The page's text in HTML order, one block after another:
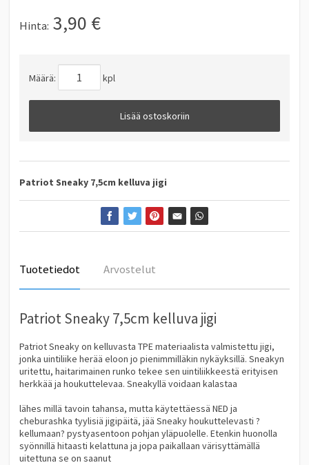
Hinta: 3,90 €
Määrä: kpl
Lisää ostoskoriin
Patriot Sneaky 7,5cm kelluva jigi
Tuotetiedot Arvostelut
Patriot Sneaky 7,5cm kelluva jigi
Patriot Sneaky on kelluvasta TPE materiaalista valmistettu jigi,
jonka uintiliike herää eloon jo pienimmilläkin nykäyksillä. Sneakyn
uritettu, haitarimainen runko tekee sen uintiliikkeestä erityisen
herkkää ja houkuttelevaa. Sneakyllä voidaan kalastaa
lähes millä tavoin tahansa, mutta käytettäessä NED ja
cheburashka tyylisiä jigipäitä, jää Sneaky houkuttelevasti ?
kellumaan? pystyasentoon pohjan yläpuolelle. Etenkin huonolla
syönnillä hitaasti kelattuna ja jopa paikallaan värisyttämällä
uitettuna se on saanut